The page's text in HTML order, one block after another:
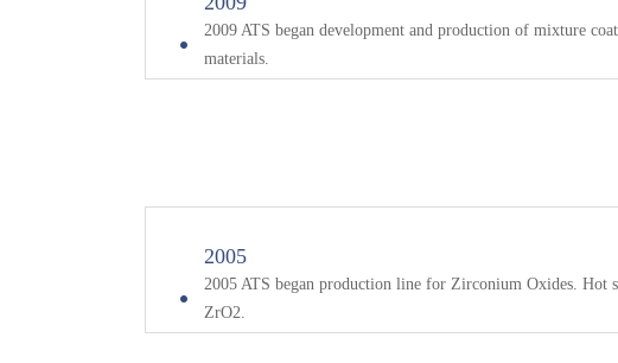
2009 ATS began development and production of mixture
materials.
2005
2005 ATS began production line for Zirconium Oxides. Hot
ZrO2.